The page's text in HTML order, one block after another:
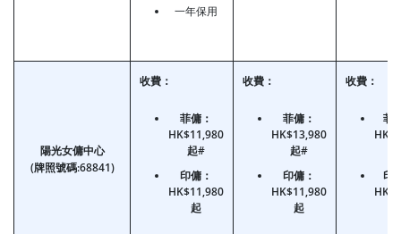
一年保用
陽光女傭中心
(牌照號碼:68841)
收費：
菲傭：
HK$11,980
起#
印傭：
HK$11,980
起
收費：
菲傭：
HK$13,980
起#
印傭：
HK$11,980
起
收費：
菲
印